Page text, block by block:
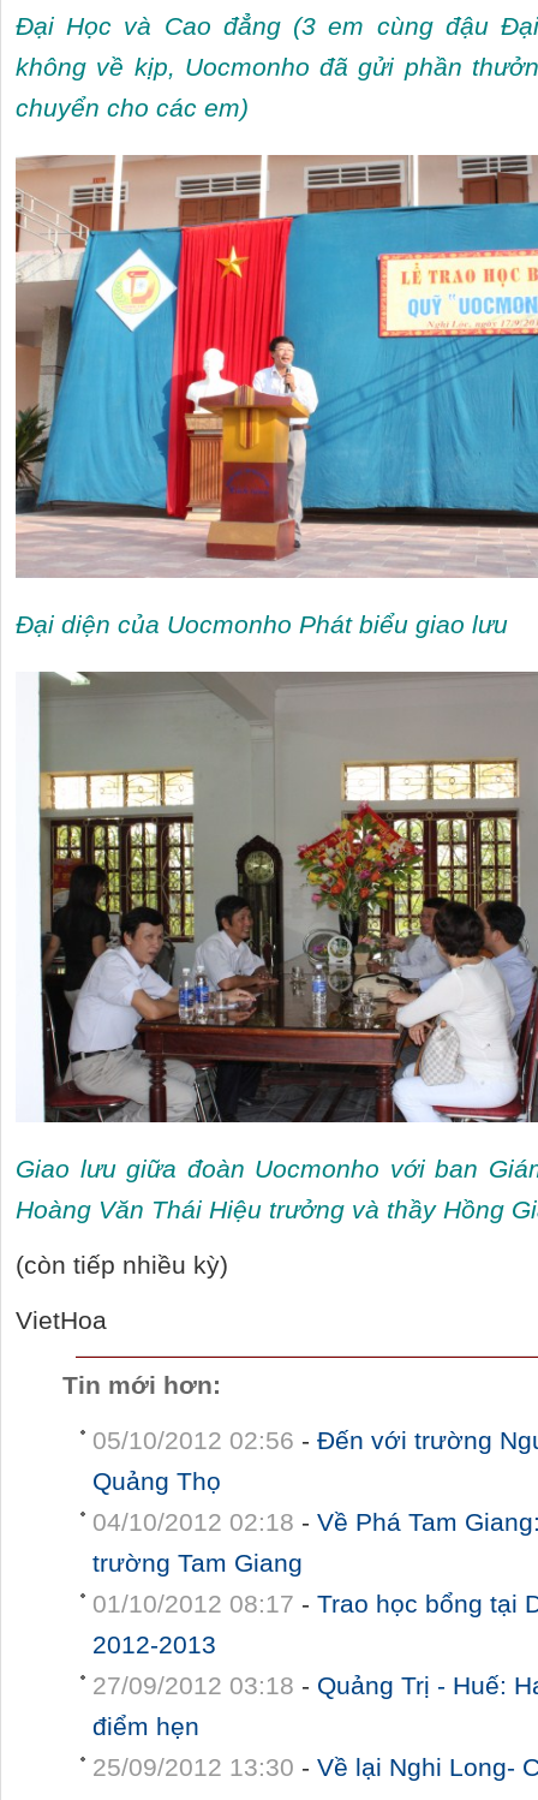
Đại Học và Cao đẳng (3 em cùng đậu
không về kịp, Uocmonho đã gửi phần
chuyển cho các em)
Đại diện của Uocmonho Phát biểu giao lưu
Giao lưu giữa đoàn Uocmonho với ban
Hoàng Văn Thái Hiệu trưởng và thầy Hồng
(còn tiếp nhiều kỳ)
VietHoa
Tin mới hơn:
05/10/2012 02:56 -Đến với trường
Quảng Thọ
04/10/2012 02:18 -Về Phá Tam
trường Tam Giang
01/10/2012 08:17 -Trao học bổng tại
2012-2013
27/09/2012 03:18 - Quảng Trị - Huế:
điểm hẹn
25/09/2012 13:30 -Về lại Nghi Long-